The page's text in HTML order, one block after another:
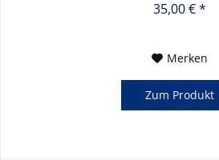
35,00 € *
Merken
Zum Produkt